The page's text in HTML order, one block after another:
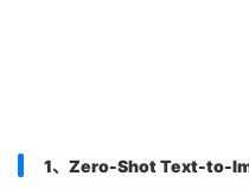
1、Zero-Shot Text-to-